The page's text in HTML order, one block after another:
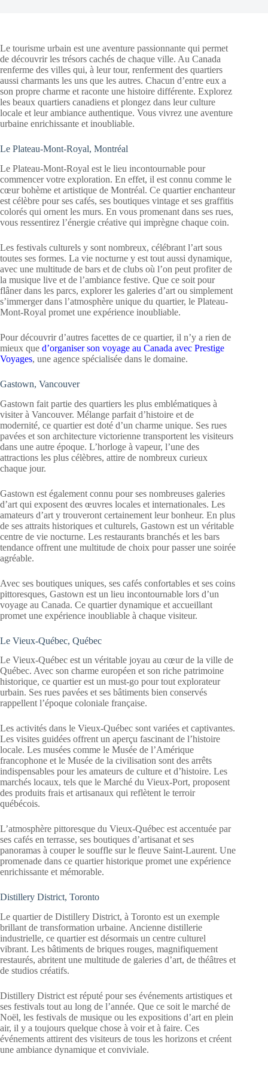
Le tourisme urbain est une aventure passionnante qui permet
de découvrir les trésors cachés de chaque ville. Au Canada
renferme des villes qui, à leur tour, renferment des quartiers
aussi charmants les uns que les autres. Chacun d’entre eux a
son propre charme et raconte une histoire différente. Explorez
les beaux quartiers canadiens et plongez dans leur culture
locale et leur ambiance authentique. Vous vivrez une aventure
urbaine enrichissante et inoubliable.
Le Plateau-Mont-Royal, Montréal
Le Plateau-Mont-Royal est le lieu incontournable pour
commencer votre exploration. En effet, il est connu comme le
cœur bohème et artistique de Montréal. Ce quartier enchanteur
est célèbre pour ses cafés, ses boutiques vintage et ses graffitis
colorés qui ornent les murs. En vous promenant dans ses rues,
vous ressentirez l’énergie créative qui imprègne chaque coin.
Les festivals culturels y sont nombreux, célébrant l’art sous
toutes ses formes. La vie nocturne y est tout aussi dynamique,
avec une multitude de bars et de clubs où l’on peut profiter de
la musique live et de l’ambiance festive. Que ce soit pour
flâner dans les parcs, explorer les galeries d’art ou simplement
s’immerger dans l’atmosphère unique du quartier, le Plateau-
Mont-Royal promet une expérience inoubliable.
Pour découvrir d’autres facettes de ce quartier, il n’y a rien de
mieux que d’organiser son voyage au Canada avec Prestige
Voyages, une agence spécialisée dans le domaine.
Gastown, Vancouver
Gastown fait partie des quartiers les plus emblématiques à
visiter à Vancouver. Mélange parfait d’histoire et de
modernité, ce quartier est doté d’un charme unique. Ses rues
pavées et son architecture victorienne transportent les visiteurs
dans une autre époque. L’horloge à vapeur, l’une des
attractions les plus célèbres, attire de nombreux curieux
chaque jour.
Gastown est également connu pour ses nombreuses galeries
d’art qui exposent des œuvres locales et internationales. Les
amateurs d’art y trouveront certainement leur bonheur. En plus
de ses attraits historiques et culturels, Gastown est un véritable
centre de vie nocturne. Les restaurants branchés et les bars
tendance offrent une multitude de choix pour passer une soirée
agréable.
Avec ses boutiques uniques, ses cafés confortables et ses coins
pittoresques, Gastown est un lieu incontournable lors d’un
voyage au Canada. Ce quartier dynamique et accueillant
promet une expérience inoubliable à chaque visiteur.
Le Vieux-Québec, Québec
Le Vieux-Québec est un véritable joyau au cœur de la ville de
Québec. Avec son charme européen et son riche patrimoine
historique, ce quartier est un must-go pour tout explorateur
urbain. Ses rues pavées et ses bâtiments bien conservés
rappellent l’époque coloniale française.
Les activités dans le Vieux-Québec sont variées et captivantes.
Les visites guidées offrent un aperçu fascinant de l’histoire
locale. Les musées comme le Musée de l’Amérique
francophone et le Musée de la civilisation sont des arrêts
indispensables pour les amateurs de culture et d’histoire. Les
marchés locaux, tels que le Marché du Vieux-Port, proposent
des produits frais et artisanaux qui reflètent le terroir
québécois.
L’atmosphère pittoresque du Vieux-Québec est accentuée par
ses cafés en terrasse, ses boutiques d’artisanat et ses
panoramas à couper le souffle sur le fleuve Saint-Laurent. Une
promenade dans ce quartier historique promet une expérience
enrichissante et mémorable.
Distillery District, Toronto
Le quartier de Distillery District, à Toronto est un exemple
brillant de transformation urbaine. Ancienne distillerie
industrielle, ce quartier est désormais un centre culturel
vibrant. Les bâtiments de briques rouges, magnifiquement
restaurés, abritent une multitude de galeries d’art, de théâtres et
de studios créatifs.
Distillery District est réputé pour ses événements artistiques et
ses festivals tout au long de l’année. Que ce soit le marché de
Noël, les festivals de musique ou les expositions d’art en plein
air, il y a toujours quelque chose à voir et à faire. Ces
événements attirent des visiteurs de tous les horizons et créent
une ambiance dynamique et conviviale.